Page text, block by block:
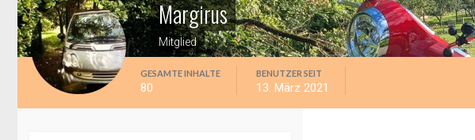
Margirus
Mitglied
GESAMTE INHALTE
80
BENUTZER SEIT
13. März 2021